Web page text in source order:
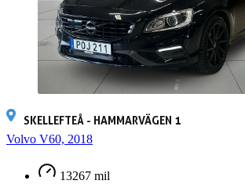
SKELLEFTEÅ - HAMMARVÄGEN 1
Volvo V60, 2018
13267 mil